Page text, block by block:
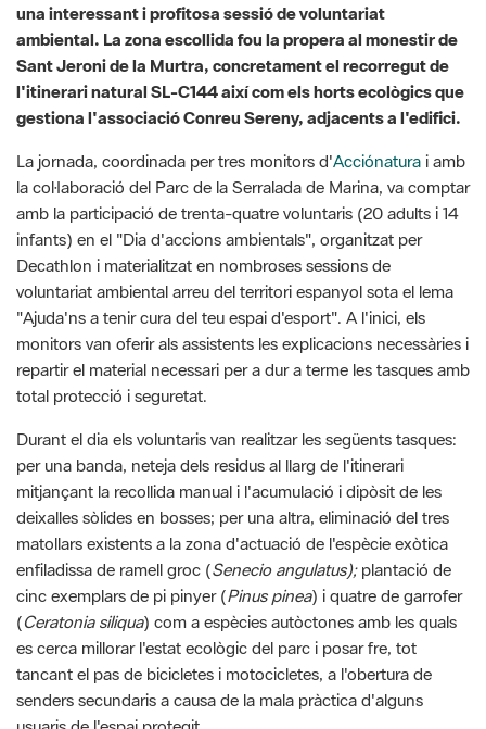
una interessant i profitosa sessió de voluntariat
ambiental. La zona escollida fou la propera al monestir de
Sant Jeroni de la Murtra, concretament el recorregut de
l'itinerari natural SL-C144 així com els horts ecològics que
gestiona l'associació Conreu Sereny, adjacents a l'edifici.
La jornada, coordinada per tres monitors d'Acciónatura i amb
la col·laboració del Parc de la Serralada de Marina, va comptar
amb la participació de trenta-quatre voluntaris (20 adults i 14
infants) en el "Dia d'accions ambientals", organitzat per
Decathlon i materialitzat en nombroses sessions de
voluntariat ambiental arreu del territori espanyol sota el lema
"Ajuda'ns a tenir cura del teu espai d'esport". A l'inici, els
monitors van oferir als assistents les explicacions necessàries i
repartir el material necessari per a dur a terme les tasques amb
total protecció i seguretat.
Durant el dia els voluntaris van realitzar les següents tasques:
per una banda, neteja dels residus al llarg de l'itinerari
mitjançant la recollida manual i l'acumulació i dipòsit de les
deixalles sòlides en bosses; per una altra, eliminació del tres
matollars existents a la zona d'actuació de l'espècie exòtica
enfiladissa de ramell groc (Senecio angulatus); plantació de
cinc exemplars de pi pinyer (Pinus pinea) i quatre de garrofer
(Ceratonia siliqua) com a espècies autòctones amb les quals
es cerca millorar l'estat ecològic del parc i posar fre, tot
tancant el pas de bicicletes i motocicletes, a l'obertura de
senders secundaris a causa de la mala pràctica d'alguns